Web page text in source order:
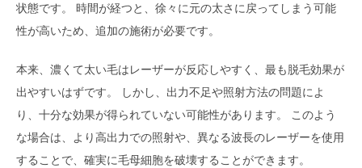
状態です。 時間が経つと、徐々に元の太さに戻ってしまう可能
性が高いため、追加の施術が必要です。
本来、濃くて太い毛はレーザーが反応しやすく、最も脱毛効果が
出やすいはずです。 しかし、出力不足や照射方法の問題によ
り、十分な効果が得られていない可能性があります。 このよう
な場合は、より高出力での照射や、異なる波長のレーザーを使用
することで、確実に毛母細胞を破壊することができます。